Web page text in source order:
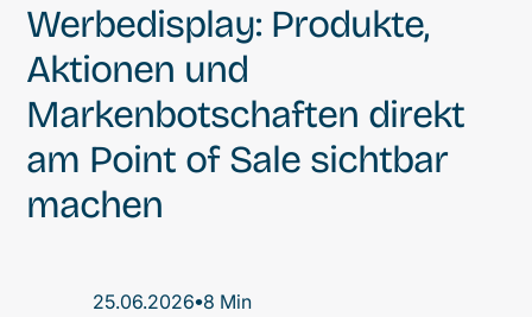
Werbedisplay: Produkte,
Aktionen und
Markenbotschaften direkt
am Point of Sale sichtbar
machen
25.06.2026•8 Min